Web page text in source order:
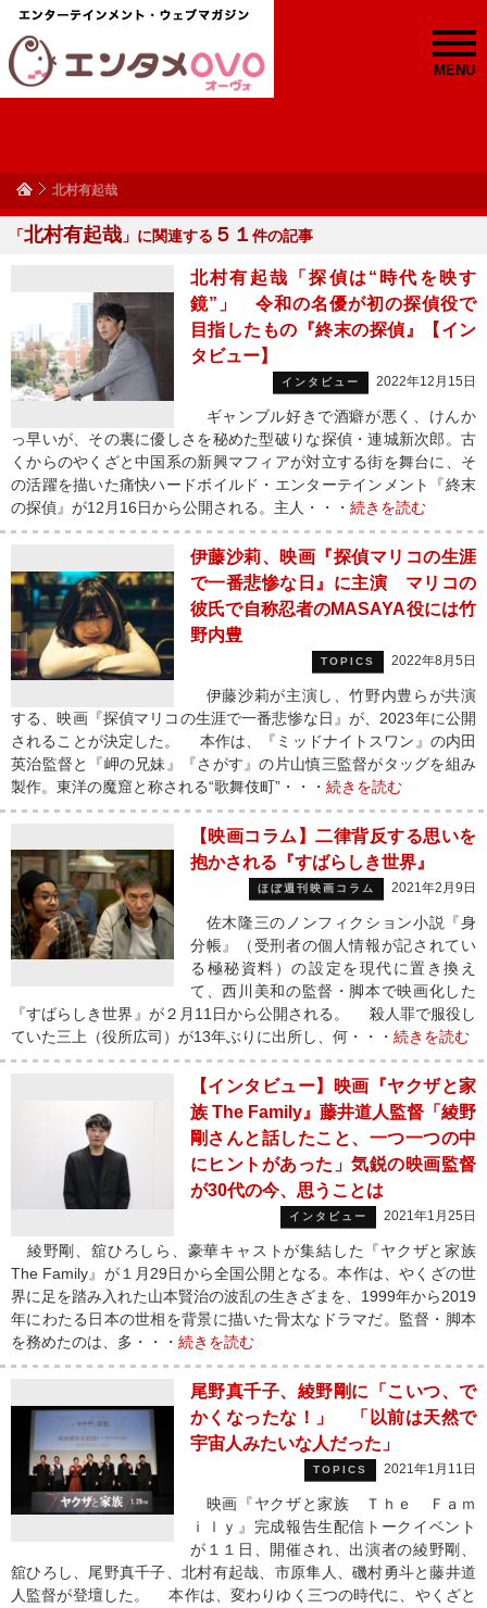
MENU
北村有起哉
「北村有起哉 」に関連する ５１ 件の記事
北村有起哉「探偵は“時代を映す
鏡”」 令和の名優が初の探偵役で
目指したもの『終末の探偵』【イン
タビュー】
インタビュー 2022年12月15日
ギャンブル好きで酒癖が悪く、けんか
っ早いが、その裏に優しさを秘めた型破りな探偵・連城新次郎。古
くからのやくざと中国系の新興マフィアが対立する街を舞台に、そ
の活躍を描いた痛快ハードボイルド・エンターテインメント『終末
の探偵』が12月16日から公開される。主人・・・ 続きを読む
伊藤沙莉、映画『探偵マリコの生涯
で一番悲惨な日』に主演 マリコの
彼氏で自称忍者のMASAYA役には竹
野内豊
TOPICS 2022年8月5日
伊藤沙莉が主演し、竹野内豊らが共演
する、映画『探偵マリコの生涯で一番悲惨な日』が、2023年に公開
されることが決定した。 本作は、『ミッドナイトスワン』の内田
英治監督と『岬の兄妹』『さがす』の片山慎三監督がタッグを組み
製作。東洋の魔窟と称される“歌舞伎町”・・・ 続きを読む
【映画コラム】二律背反する思いを
抱かされる『すばらしき世界』
ほぼ週刊映画コラム 2021年2月9日
佐木隆三のノンフィクション小説『身
分帳』（受刑者の個人情報が記されてい
る極秘資料）の設定を現代に置き換え
て、西川美和の監督・脚本で映画化した
『すばらしき世界』が２月11日から公開される。 殺人罪で服役し
ていた三上（役所広司）が13年ぶりに出所し、何・・・ 続きを読む
【インタビュー】映画『ヤクザと家
族 The Family』藤井道人監督「綾野
剛さんと話したこと、一つ一つの中
にヒントがあった」気鋭の映画監督
が30代の今、思うことは
インタビュー 2021年1月25日
綾野剛、舘ひろしら、豪華キャストが集結した『ヤクザと家族
The Family』が１月29日から全国公開となる。本作は、やくざの世
界に足を踏み入れた山本賢治の波乱の生きざまを、1999年から2019
年にわたる日本の世相を背景に描いた骨太なドラマだ。監督・脚本
を務めたのは、多・・・ 続きを読む
尾野真千子、綾野剛に「こいつ、で
かくなったな！」 「以前は天然で
宇宙人みたいな人だった」
TOPICS 2021年1月11日
映画『ヤクザと家族 Ｔｈｅ Ｆａｍ
ｉｌｙ』完成報告生配信トークイベント
が１１日、開催され、出演者の綾野剛、
舘ひろし、尾野真千子、北村有起哉、市原隼人、磯村勇斗と藤井道
人監督が登壇した。 本作は、変わりゆく三つの時代に、やくざと